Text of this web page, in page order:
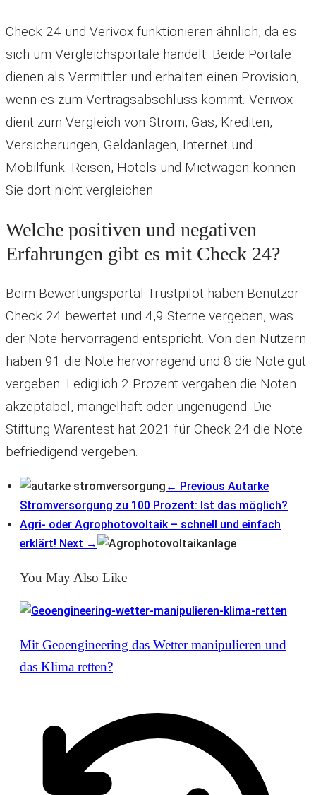
Check 24 und Verivox funktionieren ähnlich, da es
sich um Vergleichsportale handelt. Beide Portale
dienen als Vermittler und erhalten einen Provision,
wenn es zum Vertragsabschluss kommt. Verivox
dient zum Vergleich von Strom, Gas, Krediten,
Versicherungen, Geldanlagen, Internet und
Mobilfunk. Reisen, Hotels und Mietwagen können
Sie dort nicht vergleichen.
Welche positiven und negativen
Erfahrungen gibt es mit Check 24?
Beim Bewertungsportal Trustpilot haben Benutzer
Check 24 bewertet und 4,9 Sterne vergeben, was
der Note hervorragend entspricht. Von den Nutzern
haben 91 die Note hervorragend und 8 die Note gut
vergeben. Lediglich 2 Prozent vergaben die Noten
akzeptabel, mangelhaft oder ungenügend. Die
Stiftung Warentest hat 2021 für Check 24 die Note
befriedigend vergeben.
← Previous Autarke
Stromversorgung zu 100 Prozent: Ist das möglich?
Agri- oder Agrophotovoltaik – schnell und einfach
erklärt! Next →
You May Also Like
Mit Geoengineering das Wetter manipulieren und
das Klima retten?